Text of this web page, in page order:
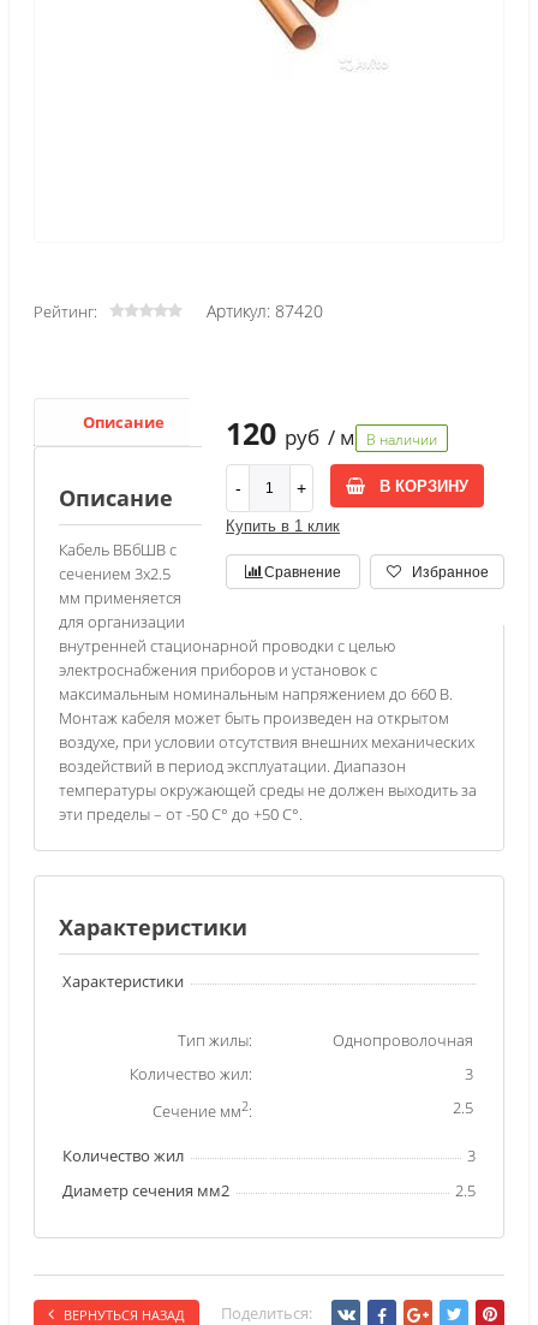
Рейтинг: Артикул: 87420
120 руб / м В наличии
В КОРЗИНУ
Купить в 1 клик
Сравнение Избранное
Описание Характеристики
Описание
Кабель ВБбШВ с
сечением 3х2.5
мм применяется
для организации
внутренней стационарной проводки с целью
электроснабжения приборов и установок с
максимальным номинальным напряжением до 660 В.
Монтаж кабеля может быть произведен на открытом
воздухе, при условии отсутствия внешних механических
воздействий в период эксплуатации. Диапазон
температуры окружающей среды не должен выходить за
эти пределы – от -50 С° до +50 С°.
Характеристики
Характеристики
Тип жилы:
Однопроволочная
Количество жил:
3
Сечение мм2: 2.5
Количество жил
3
Диаметр сечения мм2
2.5
ВЕРНУТЬСЯ НАЗАД Поделиться: